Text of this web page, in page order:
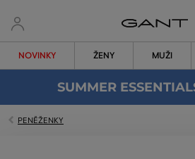
NOVINKY ŽENY MUŽI
SUMMER
PENĚŽENKY